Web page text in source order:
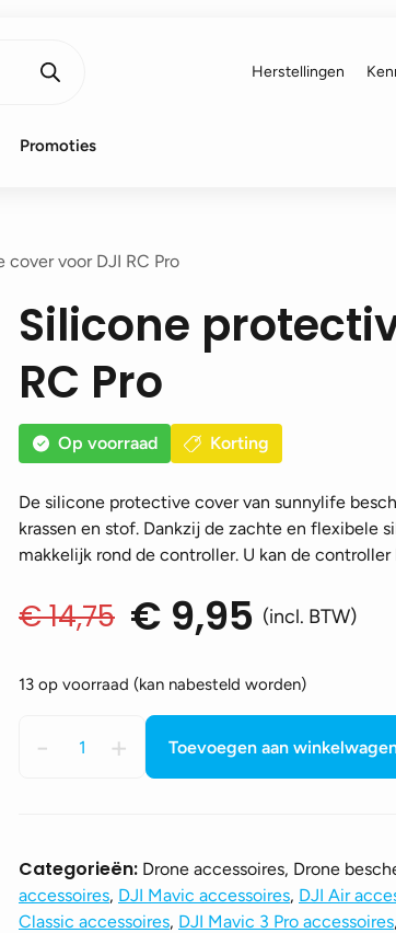
Herstellingen
Promoties
voor DJI RC Pro
Silicone
RC Pro
Op voorraad Korting
De silicone protective cover van sunnylife
krassen en stof. Dankzij de zachte en flexibele
makkelijk rond de controller. U kan de
€14,75
Oorspronkelijke
€ 14,75.
€ 9,95
Huidige
€ 9,95.
(incl. BTW)
13 op voorraad (kan nabesteld worden)
-
protective
RC
aantal
+ Toevoegen aan
Categorieën: Drone accessoires, Drone
accessoires, DJI Mavic accessoires, DJI Air
Classic accessoires, DJI Mavic 3 Pro accessoires,